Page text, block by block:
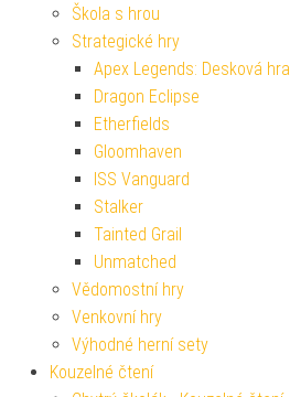
Škola s hrou
Strategické hry
Apex Legends: Desková hra
Dragon Eclipse
Etherfields
Gloomhaven
ISS Vanguard
Stalker
Tainted Grail
Unmatched
Vědomostní hry
Venkovní hry
Výhodné herní sety
Kouzelné čtení